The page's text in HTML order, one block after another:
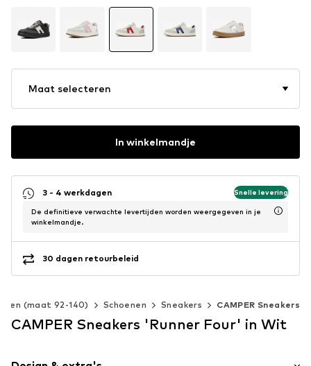
Alleen voor je volgende bestelling 🎉
Kinderen
Maat selecteren
In winkelmandje
3 - 4 werkdagen Snelle levering
De definitieve verwachte levertijden worden weergegeven in je
winkelmandje.
30 dagen retourbeleid
(maat 92-140) Schoenen Sneakers CAMPER Sneakers
CAMPER Sneakers 'Runner Four' in Wit